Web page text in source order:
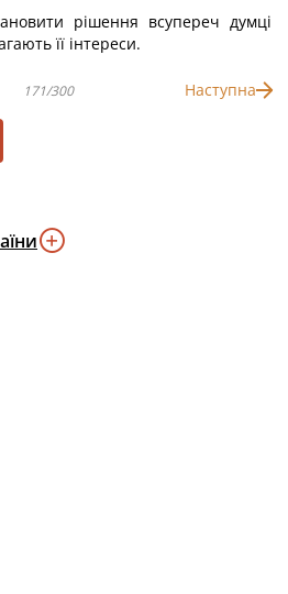
рішення всупереч думці
її інтереси.
171/300 Наступна